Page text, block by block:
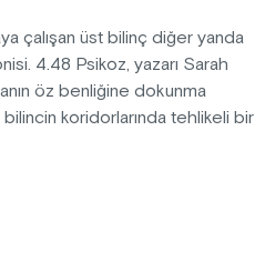
çalışan üst bilinç diğer yanda
4.48 Psikoz, yazarı Sarah
öz benliğine dokunma
bilincin koridorlarında tehlikeli bir